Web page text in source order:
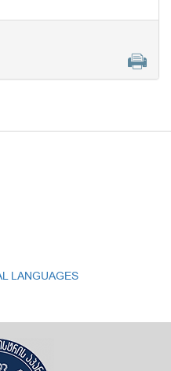
LANGUAGES